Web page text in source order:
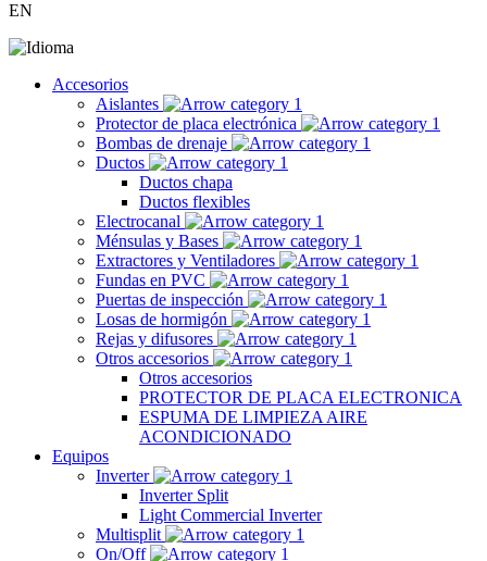
EN
Accesorios
Aislantes
Protector de placa electrónica
Bombas de drenaje
Ductos
Ductos chapa
Ductos flexibles
Electrocanal
Ménsulas y Bases
Extractores y Ventiladores
Fundas en PVC
Puertas de inspección
Losas de hormigón
Rejas y difusores
Otros accesorios
Otros accesorios
PROTECTOR DE PLACA ELECTRONICA
ESPUMA DE LIMPIEZA AIRE
ACONDICIONADO
Equipos
Inverter
Inverter Split
Light Commercial Inverter
Multisplit
On/Off